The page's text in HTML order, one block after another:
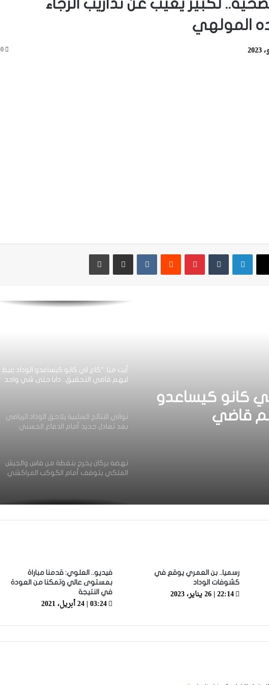
لكبير يغيب عن تداريب الرجاء
المولهي
0
لينكدإن بينتيريست مشاركة عبر البريد طباعة
كانو كيساعدو
قاضي
حسنية أكادير
مؤجلات البطولة بعد التوقف الدولي
أيت منا: “كاع لي كانو كيساعدو الوداد عيط
ليهم قاضي التحقيق.. دابا حتى شي واحد
توالي النتائج السلبية يلاحق الوداد الرياضي
بعد تعادل جديد أمام الدفاع الحسني
نهضة بركان يخرج بنقطة من فاس والجيش
الملكي يتوقف أمام الكوكب المراكشي
بجناح فاخر بـ4 ملايين لليلة… ونهاية
الرجاء يؤجل جمعه العام ويعقد لقاء
رسميا.. بن العمري يوقع في
كشوفات الوداد
22:14 | 26 يناير، 2023
فيديو.. العلوي: قدمنا مباراة
بمستوى عالي وتمكنا من العودة
في النتيجة
03:24 | 24 أبريل، 2021